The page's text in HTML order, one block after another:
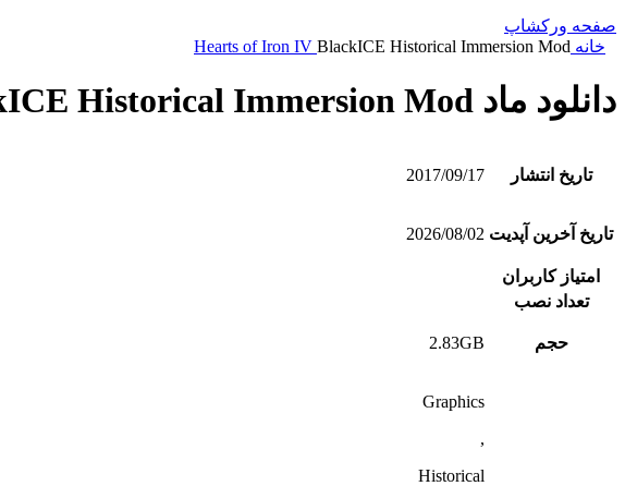
صفحه ورکشاپ
خانه
Hearts of Iron IV BlackICE Historical Immersion Mod
دانلود ماد BlackICE Historical Immersion Mod
تاریخ انتشار 2017/09/17
تاریخ آخرین آپدیت 2026/08/02
امتیاز کاربران
تعداد نصب
حجم 2.83GB
Graphics
,
Historical